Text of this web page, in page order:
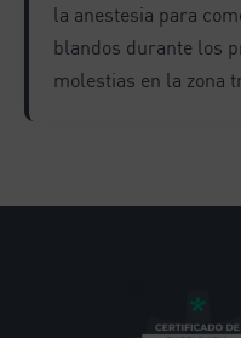
la anestesia para
blandos durante los
molestias en la zona